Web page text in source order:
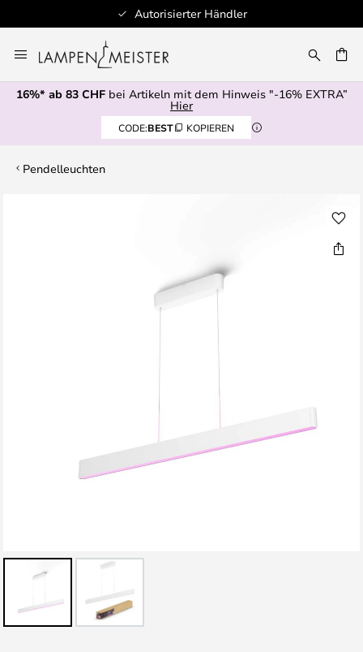
Autorisierter Händler
Inhalt
springen
16%* ab 83 CHFbei Artikeln mit dem Hinweis "-16% EXTRA”
Hier
CODE:BEST KOPIEREN
Pendelleuchten